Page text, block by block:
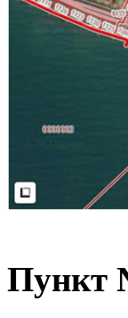
Пункт